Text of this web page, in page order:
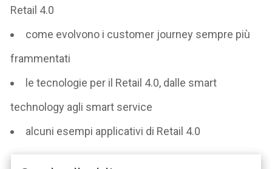
Retail 4.0
come evolvono i customer journey sempre più
frammentati
le tecnologie per il Retail 4.0, dalle smart
technology agli smart service
alcuni esempi applicativi di Retail 4.0